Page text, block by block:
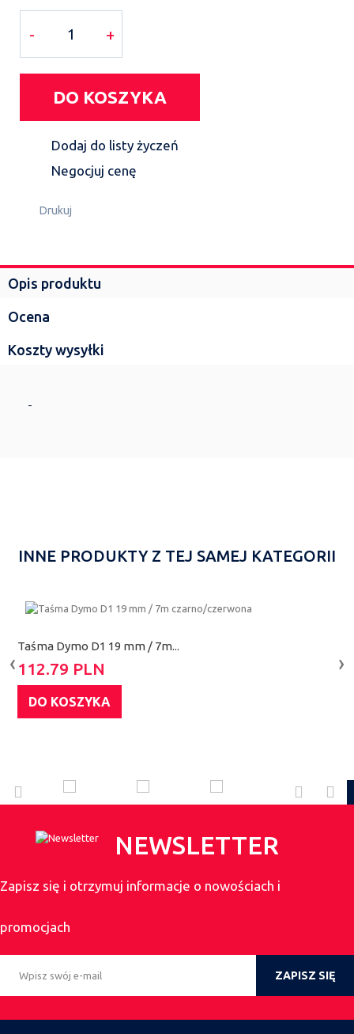
- +
DO KOSZYKA
Dodaj do listy życzeń
Negocjuj cenę
Drukuj
Opis produktu
Ocena
Koszty wysyłki
-
INNE PRODUKTY Z TEJ SAMEJ KATEGORII
Taśma Dymo D1 19 mm / 7m...
112.79 PLN
DO KOSZYKA
‹ ›
NEWSLETTER
Zapisz się i otrzymuj informacje o nowościach i
promocjach
ZAPISZ SIĘ